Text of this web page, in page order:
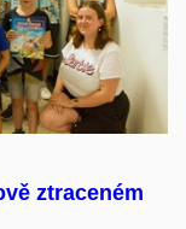
ztraceném